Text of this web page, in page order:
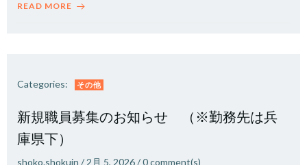
READ MORE
Categories: その他
新規職員募集のお知らせ （※勤務先は兵
庫県下）
shoko.shokuin / 2月 5, 2026/0comment(s)